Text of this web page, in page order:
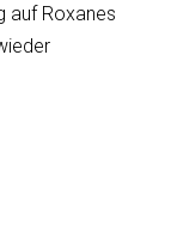
auf Roxanes